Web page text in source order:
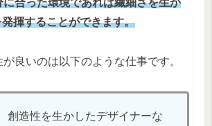
に合った環境であれば繊細さを生か
揮することができます。
良いのは以下のような仕事です。
創造性を生かしたデザイナーな